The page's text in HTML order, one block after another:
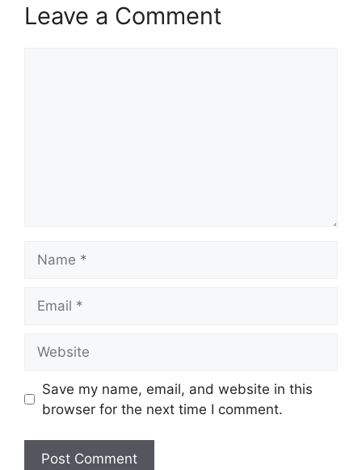
Leave a Comment
Save my name, email, and website in this
browser for the next time I comment.